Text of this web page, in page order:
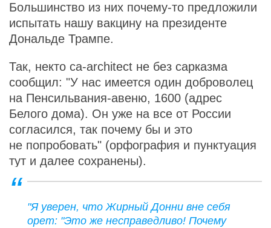
Большинство из них почему-то предложили
испытать нашу вакцину на президенте
Дональде Трампе.
Так, некто ca-architect не без сарказма
сообщил: "У нас имеется один доброволец
на Пенсильвания-авеню, 1600 (адрес
Белого дома). Он уже на все от России
согласился, так почему бы и это
не попробовать" (орфография и пунктуация
тут и далее сохранены).
"Я уверен, что Жирный Донни вне себя
орет: "Это же несправедливо! Почему